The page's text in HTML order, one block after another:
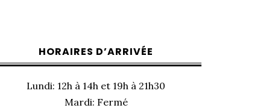
HORAIRES D’ARRIVÉE
Lundi: 12h à 14h et 19h à 21h30
Mardi: Fermé